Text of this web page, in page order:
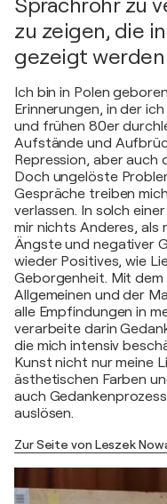
Sprachrohr zu
zu zeigen, die
gezeigt
Ich bin in Polen
Erinnerungen, in der
und frühen 80er
Aufstände und
Repression, aber
Doch ungelöste
Gespräche treiben
verlassen. In solch
mir nichts Anderes, als
Ängste und negativer
wieder Positives, wie
Geborgenheit. Mit
Allgemeinen und der
alle Empfindungen in
verarbeite darin
die mich intensiv
Kunst nicht nur meine
ästhetischen Farben
auch
auslösen.
Zur Seite von Leszek